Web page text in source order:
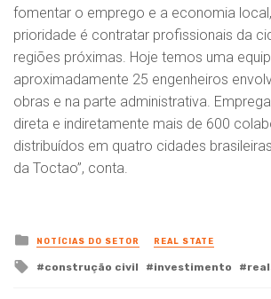
fomentar o emprego e a economia
prioridade é contratar profissionais da
regiões próximas. Hoje temos uma
aproximadamente 25 engenheiros
obras e na parte administrativa.
direta e indiretamente mais de 600
distribuídos em quatro cidades
da Toctao”, conta.
Posted
in
NOTÍCIAS DO SETOR REAL STATE
Tagged
construção civil investimento